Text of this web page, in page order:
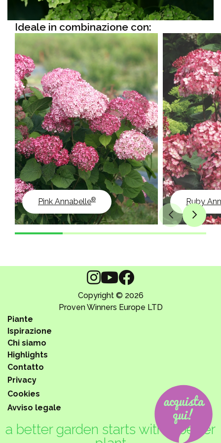
Ideale in combinazione con:
Pink Annabelle® Ruby
Copyright © 2026
Proven Winners Europe LTD
Piante
Ispirazione
Chi siamo
Privacy
Cookies
Avviso legale
Highlights
Contatto
a better garden starts with a better